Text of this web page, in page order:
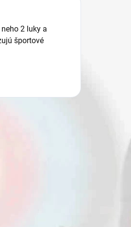
2 luky a
športové